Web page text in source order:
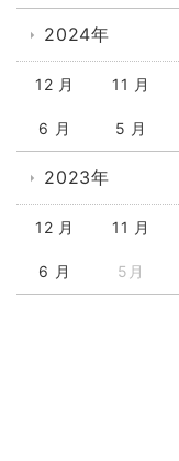
2024年
12 月 11 月
6 月 5 月
2023年
12 月 11 月
6 月 5月